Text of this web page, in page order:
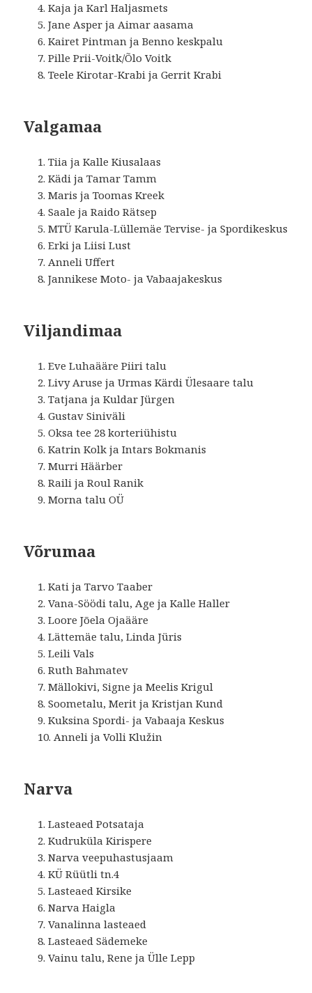
Kaja ja Karl Haljasmets
Jane Asper ja Aimar aasama
Kairet Pintman ja Benno keskpalu
Pille Prii-Voitk/Õlo Voitk
Teele Kirotar-Krabi ja Gerrit Krabi
Valgamaa
Tiia ja Kalle Kiusalaas
Kädi ja Tamar Tamm
Maris ja Toomas Kreek
Saale ja Raido Rätsep
MTÜ Karula-Lüllemäe Tervise- ja Spordikeskus
Erki ja Liisi Lust
Anneli Uffert
Jannikese Moto- ja Vabaajakeskus
Viljandimaa
Eve Luhaääre Piiri talu
Livy Aruse ja Urmas Kärdi Ülesaare talu
Tatjana ja Kuldar Jürgen
Gustav Siniväli
Oksa tee 28 korteriühistu
Katrin Kolk ja Intars Bokmanis
Murri Häärber
Raili ja Roul Ranik
Morna talu OÜ
Võrumaa
Kati ja Tarvo Taaber
Vana-Söödi talu, Age ja Kalle Haller
Loore Jõela Ojaääre
Lättemäe talu, Linda Jüris
Leili Vals
Ruth Bahmatev
Mällokivi, Signe ja Meelis Krigul
Soometalu, Merit ja Kristjan Kund
Kuksina Spordi- ja Vabaaja Keskus
Anneli ja Volli Klužin
Narva
Lasteaed Potsataja
Kudruküla Kirispere
Narva veepuhastusjaam
KÜ Rüütli tn.4
Lasteaed Kirsike
Narva Haigla
Vanalinna lasteaed
Lasteaed Sädemeke
Vainu talu, Rene ja Ülle Lepp